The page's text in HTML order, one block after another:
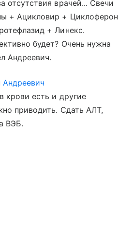
отсутствия врачей... Свечи
+ Ацикловир + Циклоферон
+ Линекс.
будет? Очень нужна
Андреевич.
Андреевич
крови есть и другие
приводить. Сдать АЛТ,
ВЭБ.